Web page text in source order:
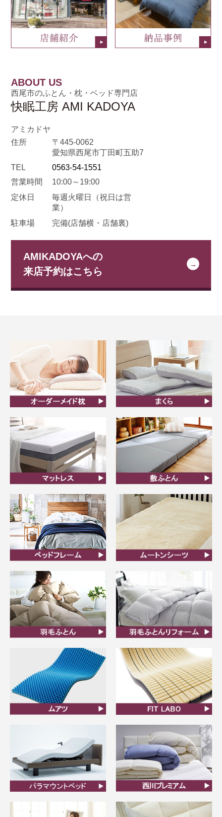
ABOUT US
西尾市のふとん・枕・ベッド専門店
快眠工房 AMI KADOYA
アミカドヤ
住所
〒445-0062
愛知県西尾市丁田町五助7
TEL
0563-54-1551
営業時間
10:00～19:00
定休日
毎週火曜日
（祝日は営
業）
駐車場
完備(店舗横・店舗裏)
AMIKADOYAへの
来店予約はこちら
ん